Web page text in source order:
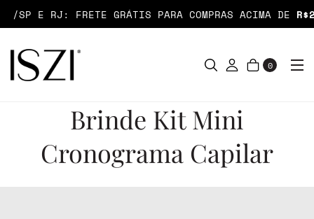
/SP E RJ: FRETE GRÁTIS PARA COMPRAS ACIMA DE
0
Brinde Kit Mini
Cronograma Capilar